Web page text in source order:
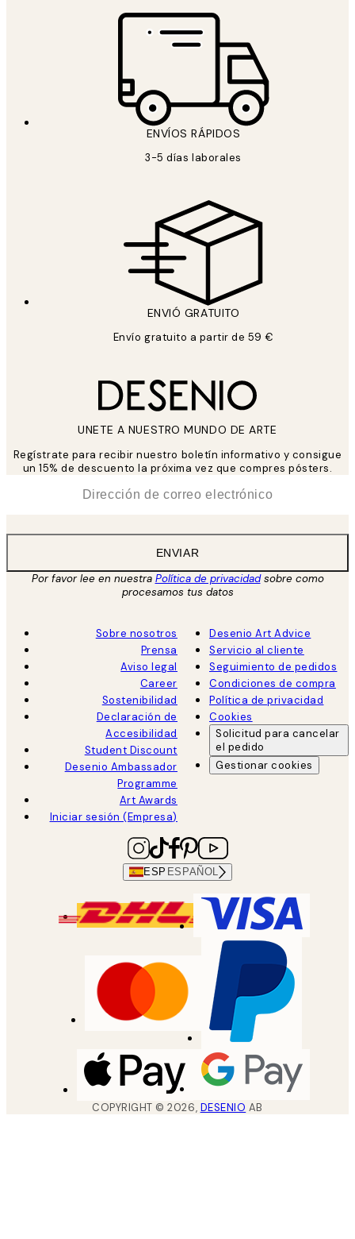
ENVÍOS RÁPIDOS
3-5 días laborales
ENVIÓ GRATUITO
Envío gratuito a partir de 59 €
UNETE A NUESTRO MUNDO DE ARTE
Regístrate para recibir nuestro boletín informativo y consigue
un 15% de descuento la próxima vez que compres pósters.
ENVIAR
Por favor lee en nuestra Política de privacidadsobre como
procesamos tus datos
Sobre nosotros
Prensa
Aviso legal
Career
Sostenibilidad
Declaración de
Accesibilidad
Student Discount
Desenio Ambassador
Programme
Art Awards
Iniciar sesión (Empresa)
Desenio Art Advice
Servicio al cliente
Seguimiento de pedidos
Condiciones de compra
Política de privacidad
Cookies
Solicitud para cancelar
el pedido
Gestionar cookies
ESP ESPAÑOL
COPYRIGHT ©2026, DESENIO AB